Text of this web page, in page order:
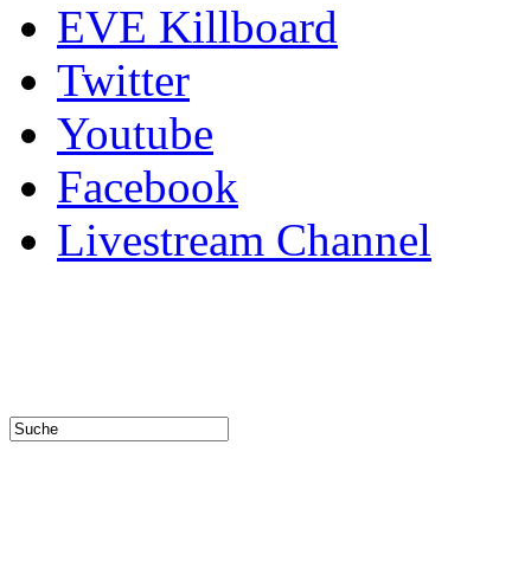
EVE Killboard
Twitter
Youtube
Facebook
Livestream Channel